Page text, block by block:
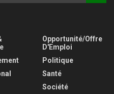
Opportunité/Offre
D'Emploi
Politique
Santé
Société